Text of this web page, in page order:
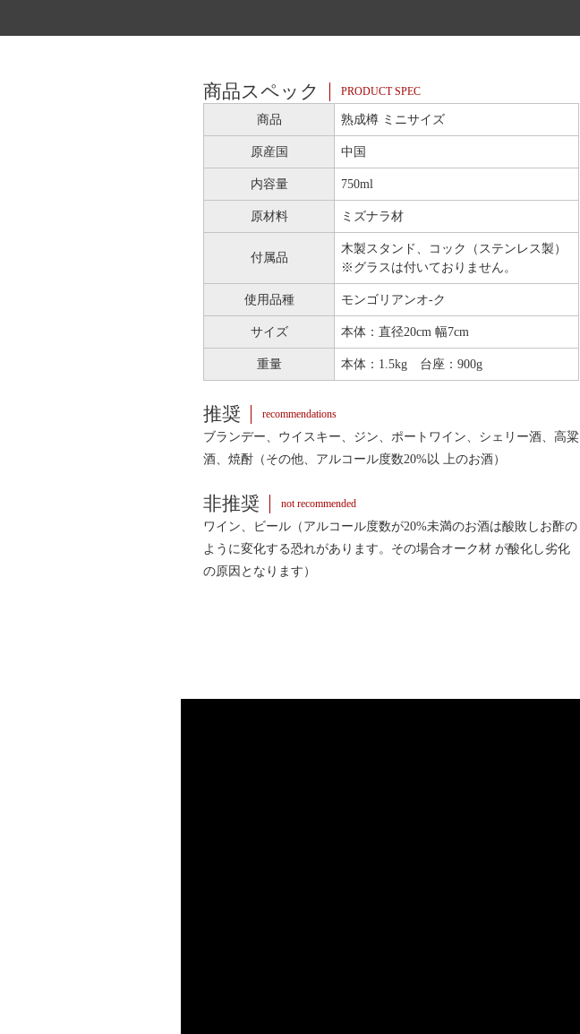
商品スペック PRODUCT SPEC
商品 熟成樽 ミニサイズ
原産国 中国
内容量 750ml
原材料 ミズナラ材
付属品
木製スタンド、コック（ステンレス製）
※グラスは付いておりません。
使用品種 モンゴリアンオ-ク
サイズ 本体：直径20cm 幅7cm
重量 本体：1.5kg 台座：900g
推奨 recommendations
ブランデー、ウイスキー、ジン、ポートワイン、シェリー酒、高粱
酒、焼酎（その他、アルコール度数20%以 上のお酒）
非推奨 not recommended
ワイン、ビール（アルコール度数が20%未満のお酒は酸敗しお酢の
ように変化する恐れがあります。その場合オーク材 が酸化し劣化
の原因となります）